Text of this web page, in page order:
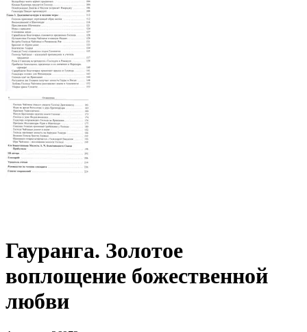
Гауранга. Золотое
воплощение божественной
любви